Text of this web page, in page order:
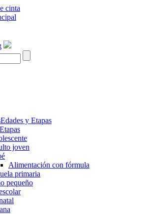
cinta
Edades y Etapas
joven
Alimentación con fórmula
primaria
pequeño